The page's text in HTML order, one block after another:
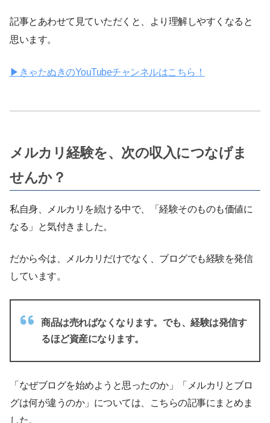
記事とあわせて見ていただくと、より理解しやすくなると
思います。
▶︎きゃたぬきのYouTubeチャンネルはこちら！
メルカリ経験を、次の収入につなげま
せんか？
私自身、メルカリを続ける中で、「経験そのものも価値に
なる」と気付きました。
だから今は、メルカリだけでなく、ブログでも経験を発信
しています。
商品は売ればなくなります。でも、経験は発信す
るほど資産になります。
「なぜブログを始めようと思ったのか」「メルカリとブロ
グは何が違うのか」については、こちらの記事にまとめま
した。